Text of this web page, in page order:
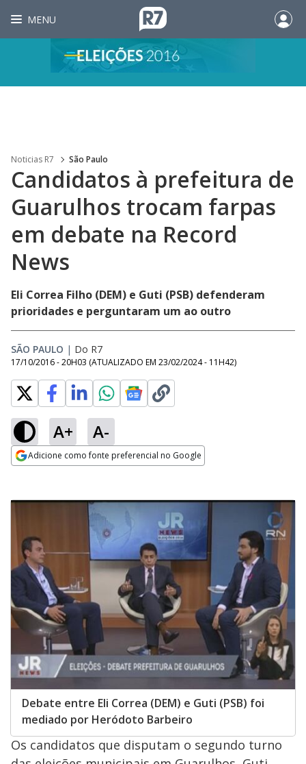
MENU
Noticias R7 São Paulo
Candidatos à prefeitura de
Guarulhos trocam farpas
em debate na Record
News
Eli Correa Filho (DEM) e Guti (PSB) defenderam
prioridades e perguntaram um ao outro
SÃO PAULO | Do R7
17/10/2016 - 20H03 (ATUALIZADO EM 23/02/2024 - 11H42)
A+ A-
Adicione como fonte preferencial no Google
Debate entre Eli Correa (DEM) e Guti (PSB) foi
mediado por Heródoto Barbeiro
Os candidatos que disputam o segundo turno